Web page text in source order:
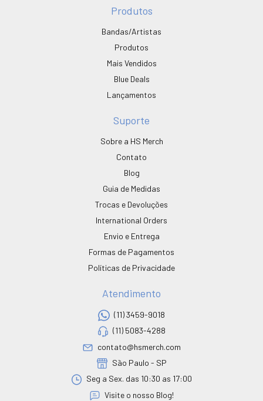
Produtos
Bandas/Artistas
Produtos
Mais Vendidos
Blue Deals
Lançamentos
Suporte
Sobre a HS Merch
Contato
Blog
Guia de Medidas
Trocas e Devoluções
International Orders
Envio e Entrega
Formas de Pagamentos
Políticas de Privacidade
Atendimento
(11) 3459-9018
(11) 5083-4288
contato@hsmerch.com
São Paulo - SP
Seg a Sex. das 10:30 as 17:00
Visite o nosso Blog!